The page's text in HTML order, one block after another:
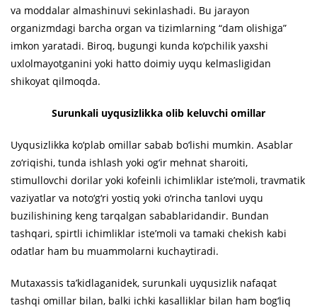
va moddalar almashinuvi sekinlashadi. Bu jarayon
organizmdagi barcha organ va tizimlarning “dam olishiga”
imkon yaratadi. Biroq, bugungi kunda ko‘pchilik yaxshi
uxlolmayotganini yoki hatto doimiy uyqu kelmasligidan
shikoyat qilmoqda.
Surunkali uyqusizlikka olib keluvchi omillar
Uyqusizlikka ko‘plab omillar sabab bo‘lishi mumkin. Asablar
zo‘riqishi, tunda ishlash yoki og‘ir mehnat sharoiti,
stimullovchi dorilar yoki kofeinli ichimliklar iste’moli, travmatik
vaziyatlar va noto‘g‘ri yostiq yoki o‘rincha tanlovi uyqu
buzilishining keng tarqalgan sabablaridandir. Bundan
tashqari, spirtli ichimliklar iste’moli va tamaki chekish kabi
odatlar ham bu muammolarni kuchaytiradi.
Mutaxassis ta’kidlaganidek, surunkali uyqusizlik nafaqat
tashqi omillar bilan, balki ichki kasalliklar bilan ham bog‘liq